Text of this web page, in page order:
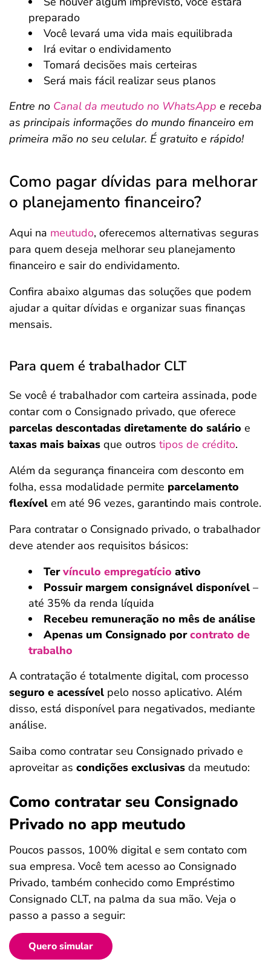
preparado
Você levará uma vida mais equilibrada
Irá evitar o endividamento
Tomará decisões mais certeiras
Será mais fácil realizar seus planos
Entre no Canal da meutudo no WhatsApp e receba
as principais informações do mundo financeiro em
primeira mão no seu celular. É gratuito e rápido!
Como pagar dívidas para melhorar
o planejamento financeiro?
Aqui na meutudo, oferecemos alternativas seguras
para quem deseja melhorar seu planejamento
financeiro e sair do endividamento.
Confira abaixo algumas das soluções que podem
ajudar a quitar dívidas e organizar suas finanças
mensais.
Para quem é trabalhador CLT
Se você é trabalhador com carteira assinada, pode
contar com o Consignado privado, que oferece
parcelas descontadas diretamente do salário e
taxas mais baixas que outros tipos de crédito.
Além da segurança financeira com desconto em
folha, essa modalidade permite parcelamento
flexível em até 96 vezes, garantindo mais controle.
Para contratar o Consignado privado, o trabalhador
deve atender aos requisitos básicos:
Tervínculo empregatício ativo
Possuir margem consignável disponível –
até 35% da renda líquida
Recebeu remuneração no mês de análise
Apenas um Consignado porcontrato de
trabalho
A contratação é totalmente digital, com processo
seguro e acessível pelo nosso aplicativo. Além
disso, está disponível para negativados, mediante
análise.
Saiba como contratar seu Consignado privado e
aproveitar as condições exclusivas da meutudo:
Como contratar seu Consignado
Privado no app meutudo
Poucos passos, 100% digital e sem contato com
sua empresa. Você tem acesso ao Consignado
Privado, também conhecido como Empréstimo
Consignado CLT, na palma da sua mão. Veja o
passo a passo a seguir:
Quero simular